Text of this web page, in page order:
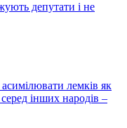
депутати і не
лемків як
серед інших народів –